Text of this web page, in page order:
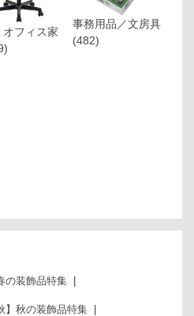
オフィス家
事務用品／文房具
(482)
の装飾品特集
】秋の装飾品特集